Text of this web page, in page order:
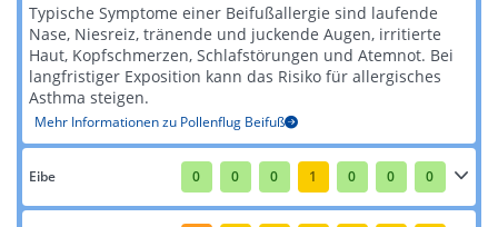
Typische Symptome einer Beifußallergie sind laufende
Nase, Niesreiz, tränende und juckende Augen, irritierte
Haut, Kopfschmerzen, Schlafstörungen und Atemnot. Bei
langfristiger Exposition kann das Risiko für allergisches
Asthma steigen​​.
Mehr Informationen zu Pollenflug Beifuß
Eibe 0 0 0 1 0 0 0